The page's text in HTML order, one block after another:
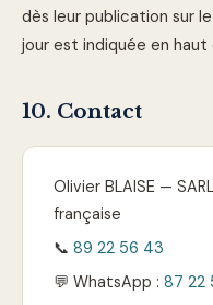
dès leur publication sur
jour est indiquée en
10. Contact
Olivier BLAISE —
française
📞 89 22 56 43
💬 WhatsApp : 87 22